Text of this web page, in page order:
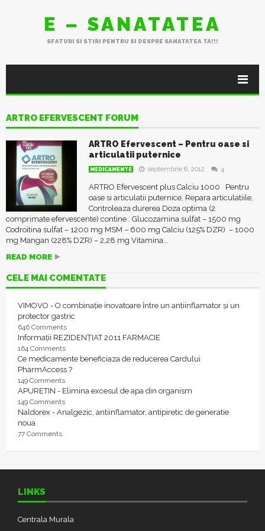
E – SANATATEA
SFATURI SI STIRI PENTRU SI DESPRE SANATATEA TA!!!
ARTRO EFERVESCENT FORUM
ARTRO Efervescent – Pentru oase si
articulatii puternice
MEDICAMENTE septembrie 6, 2012 4
ARTRO Efervescent plus Calciu 1000 Pentru
oase si articulatii puternice, Repara articulatiile,
Controleaza durerea Doza optima (2
comprimate efervescente) contine : Glucozamina sulfat – 1500 mg
Codroitina sulfat – 1200 mg MSM – 600 mg Calciu (125% DZR) – 1000
mg Mangan (228% DZR) – 2,28 mg Vitamina...
READ MORE
CELE MAI COMENTATE
VIMOVO - O combinație inovatoare între un antiinflamator și un
protector gastric
646 Comments
Informații REZIDENȚIAT 2011 FARMACIE
164 Comments
Ce medicamente beneficiaza de reducerea Cardului
PharmAccess ?
149 Comments
APURETIN - Elimina excesul de apa din organism
149 Comments
Naldorex - Analgezic, antiinflamator, antipiretic de generatie
noua
77 Comments
LINKS
Centrala Murala